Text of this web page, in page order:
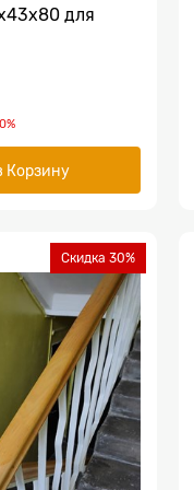
для
Корзину
Скидка 30%